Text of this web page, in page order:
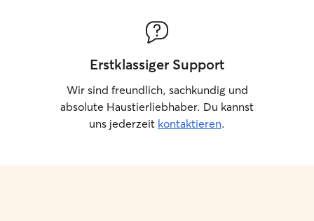
Erstklassiger Support
Wir sind freundlich, sachkundig und
absolute Haustierliebhaber. Du kannst
uns jederzeit kontaktieren.